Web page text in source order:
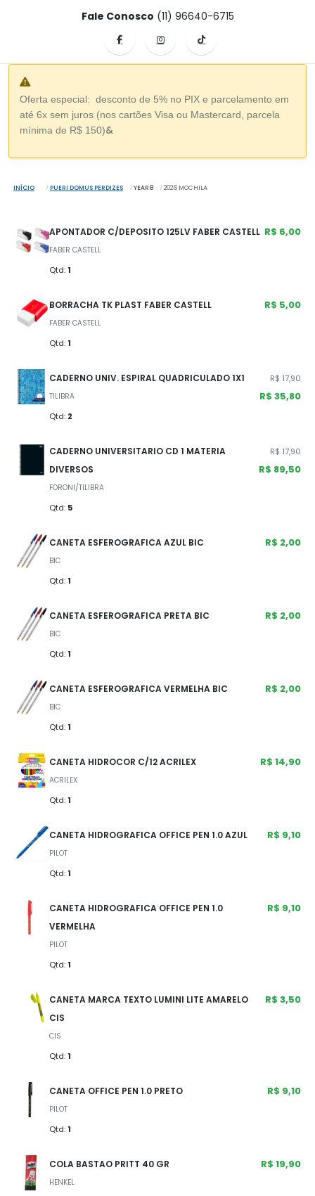
Fale Conosco (11) 96640-6715
Oferta especial: desconto de 5% no PIX e parcelamento em
até 6x sem juros (nos cartões Visa ou Mastercard, parcela
mínima de R$ 150)&
INÍCIO PUERI DOMUS PERDIZES YEAR 8 2026 MOCHILA
APONTADOR C/DEPOSITO 125LV FABER CASTELL
FABER CASTELL
Qtd: 1
R$ 6,00
BORRACHA TK PLAST FABER CASTELL
FABER CASTELL
Qtd: 1
R$ 5,00
CADERNO UNIV. ESPIRAL QUADRICULADO 1X1
TILIBRA
Qtd: 2
R$ 17,90
R$ 35,80
CADERNO UNIVERSITARIO CD 1 MATERIA
DIVERSOS
FORONI/TILIBRA
Qtd: 5
R$ 17,90
R$ 89,50
CANETA ESFEROGRAFICA AZUL BIC
BIC
Qtd: 1
R$ 2,00
CANETA ESFEROGRAFICA PRETA BIC
BIC
Qtd: 1
R$ 2,00
CANETA ESFEROGRAFICA VERMELHA BIC
BIC
Qtd: 1
R$ 2,00
CANETA HIDROCOR C/12 ACRILEX
ACRILEX
Qtd: 1
R$ 14,90
CANETA HIDROGRAFICA OFFICE PEN 1.0 AZUL
PILOT
Qtd: 1
R$ 9,10
CANETA HIDROGRAFICA OFFICE PEN 1.0
VERMELHA
PILOT
Qtd: 1
R$ 9,10
CANETA MARCA TEXTO LUMINI LITE AMARELO
CIS
CIS
Qtd: 1
R$ 3,50
CANETA OFFICE PEN 1.0 PRETO
PILOT
Qtd: 1
R$ 9,10
COLA BASTAO PRITT 40 GR
HENKEL
R$ 19,90